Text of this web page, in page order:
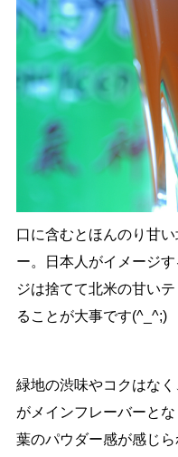
口に含むとほんのり甘
ー。日本人がイメージ
ジは捨てて北米の甘い
ることが大事です(^_^;)
緑地の渋味やコクはな
がメインフレーバーと
葉のパウダー感が感じ